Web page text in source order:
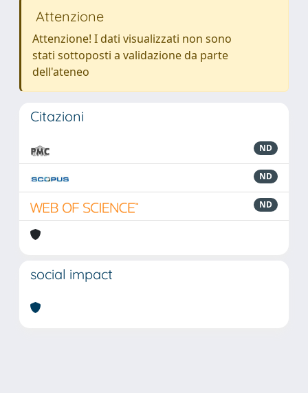
Attenzione
Attenzione! I dati visualizzati non sono
stati sottoposti a validazione da parte
dell'ateneo
Citazioni
ND
ND
ND
social impact